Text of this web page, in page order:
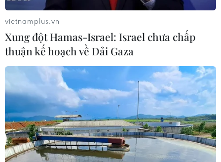
Airbus cảnh báo rút dây chuyền sản xuất
khỏi Anh sau Brexit
11/06/2017 03:31
Airbus có thể rút dây chuyên sản xuất máy bay khỏi Anh
nếu các yêu cầu "không thể nhượng bộ" của nhà sản
xuất máy bay châu Âu này về sự di chuyển tự do của
vietnamplus.vn
Xung đột Hamas-Israel: Israel chưa chấp
thuận kế hoạch về Dải Gaza